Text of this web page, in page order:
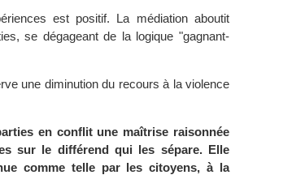
est positif. La médiation aboutit
se dégageant de la logique "gagnant-
une diminution du recours à la violence
en conflit une maîtrise raisonnée
sur le différend qui les sépare. Elle
comme telle par les citoyens, à la